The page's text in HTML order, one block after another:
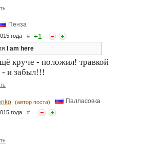
Пенза
года # +1
I am here
круче - положил! травкой
и забыл!!!
(автор поста) Палласовка
года #